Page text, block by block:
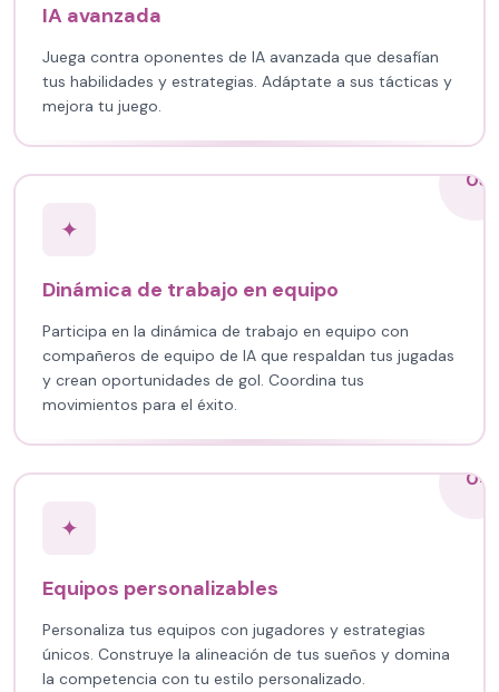
IA avanzada
Juega contra oponentes de IA avanzada que desafían
tus habilidades y estrategias. Adáptate a sus tácticas y
mejora tu juego.
03
✦
Dinámica de trabajo en equipo
Participa en la dinámica de trabajo en equipo con
compañeros de equipo de IA que respaldan tus jugadas
y crean oportunidades de gol. Coordina tus
movimientos para el éxito.
04
✦
Equipos personalizables
Personaliza tus equipos con jugadores y estrategias
únicos. Construye la alineación de tus sueños y domina
la competencia con tu estilo personalizado.